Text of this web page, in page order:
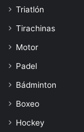
Triatlón
Tirachinas
Motor
Padel
Bádminton
Boxeo
Hockey